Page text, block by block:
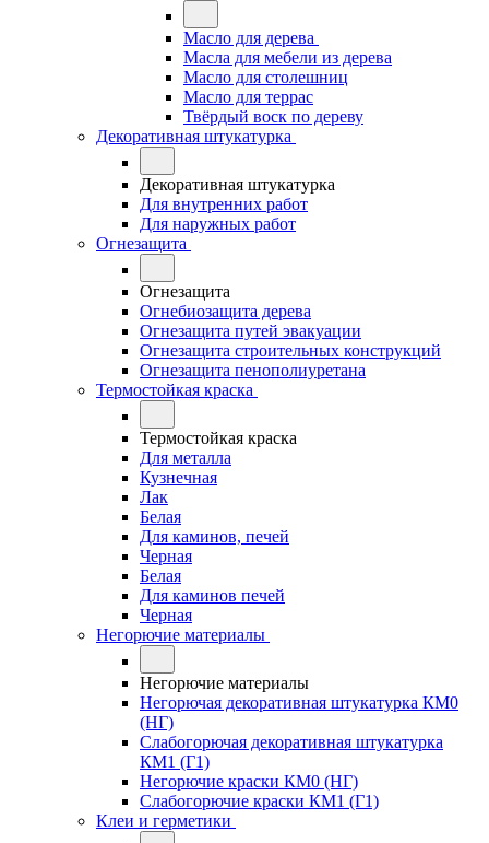
Масло для дерева
Масла для мебели из дерева
Масло для столешниц
Масло для террас
Твёрдый воск по дереву
Декоративная штукатурка
Декоративная штукатурка
Для внутренних работ
Для наружных работ
Огнезащита
Огнезащита
Огнебиозащита дерева
Огнезащита путей эвакуации
Огнезащита строительных конструкций
Огнезащита пенополиуретана
Термостойкая краска
Термостойкая краска
Для металла
Кузнечная
Лак
Белая
Для каминов, печей
Черная
Белая
Для каминов печей
Черная
Негорючие материалы
Негорючие материалы
Негорючая декоративная штукатурка КМ0
(НГ)
Слабогорючая декоративная штукатурка
КМ1 (Г1)
Негорючие краски КМ0 (НГ)
Слабогорючие краски КМ1 (Г1)
Клеи и герметики